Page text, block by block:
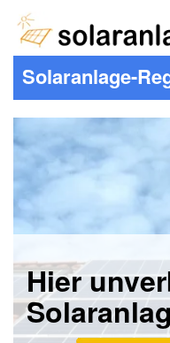
Solaranlage-
Hier